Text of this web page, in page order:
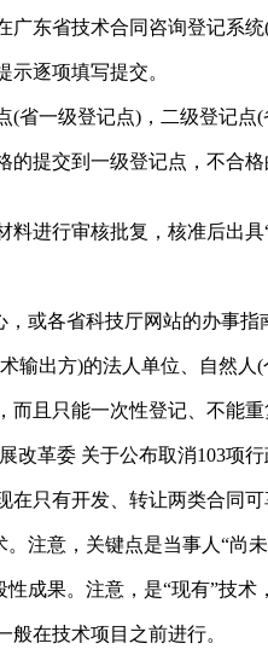
东省技术合同咨询登记系
逐项填写提交。
省一级登记点)，二级登记
的提交到一级登记点，不合
进行审核批复，核准后出
或各省科技厅网站的办事指
输出方)的法人单位、自然人(
且只能一次性登记、不能重
改革委 关于公布取消103项
在只有开发、转让两类合同
注意，关键点是当事人“尚
成果。注意，是“现有”技术
在技术项目之前进行。